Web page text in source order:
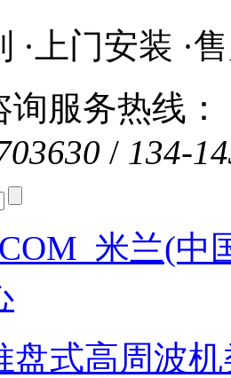
·上门安装 ·
服务热线：
/ 134-
米兰(中
盘式高周波机